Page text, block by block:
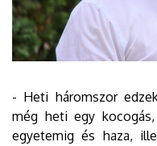
- Heti háromszor
még heti egy
egyetemig és haza,